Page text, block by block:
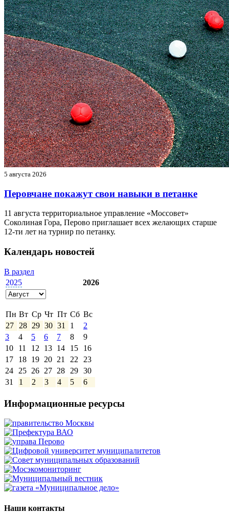
5 августа 2026
Перовчане покажут свои навыки в петанке
11 августа территориальное управление «Моссовет»
Соколиная Гора, Перово приглашает всех желающих старше
12-ти лет на турнир по петанку.
Календарь новостей
В раздел
2025
2026
Пн Вт Ср Чт Пт Сб Вс
27
28 29 30 31 1
2
3
4 5 6 7 8
9
10
11 12 13 14 15
16
17
18 19 20 21 22
23
24
25 26 27 28 29 30
31
1 2 3 4 5 6
Информационные ресурсы
Наши контакты